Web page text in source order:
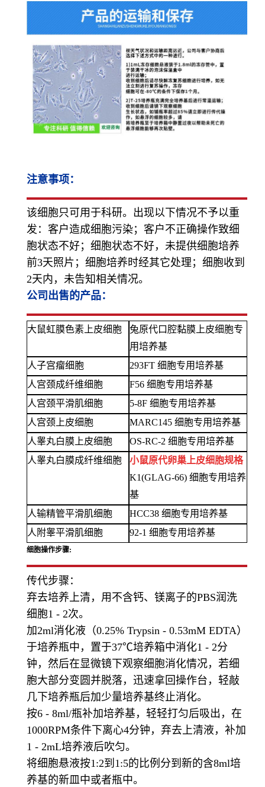
注意事项：
该细胞只可用于科研。出现以下情况不予以重
发：客户造成细胞污染；客户不正确操作致细
胞状态不好；细胞状态不好，未提供细胞培养
前3天照片；细胞培养时经其它处理；细胞收到
2天内，未告知相关情况。
公司出售的产品：
大鼠虹膜色素上皮细胞
兔原代口腔黏膜上皮细胞专
用培养基
人子宫瘤细胞
293FT 细胞专用培养基
人宫颈成纤维细胞
F56 细胞专用培养基
人宫颈平滑肌细胞
5-8F 细胞专用培养基
人宫颈上皮细胞
MARC145 细胞专用培养基
人睾丸白膜上皮细胞
OS-RC-2 细胞专用培养基
人睾丸白膜成纤维细胞
小鼠原代卵巢上皮细胞规格
K1(GLAG-66) 细胞专用培养
基
人输精管平滑肌细胞
HCC38 细胞专用培养基
人附睾平滑肌细胞
92-1 细胞专用培养基
细胞操作步骤:
传代步骤：
弃去培养上清，用不含钙、镁离子的PBS润洗
细胞1 - 2次。
加2ml消化液（0.25% Trypsin - 0.53mM EDTA）
于培养瓶中，置于37℃培养箱中消化1 - 2分
钟，然后在显微镜下观察细胞消化情况，若细
胞大部分变圆并脱落，迅速拿回操作台，轻敲
几下培养瓶后加少量培养基终止消化。
按6 - 8ml/瓶补加培养基，轻轻打匀后吸出，在
1000RPM条件下离心4分钟，弃去上清液，补加
1 - 2mL培养液后吹匀。
将细胞悬液按1:2到1:5的比例分到新的含8ml培
养基的新皿中或者瓶中。